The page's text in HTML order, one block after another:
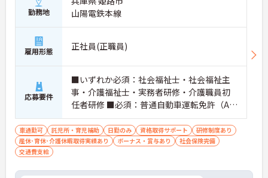
勤務地
山陽電鉄本線
雇用形態 正社員(正職員)
応募要件
■いずれか必須：社会福祉士・社会福祉主
事・介護福祉士・実務者研修・介護職員初
任者研修 ■必須：普通自動車運転免許（AT
限定可）
車通勤可 託児所・育児補助 日勤のみ 資格取得サポート
研修制度あり
産休･育休･介護休暇取得実績あり
ボーナス・賞与あり
社会保険完備
交通費支給